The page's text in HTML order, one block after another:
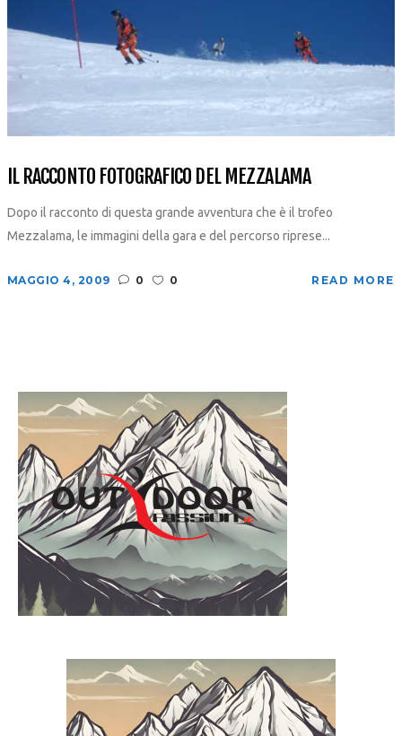
IL RACCONTO FOTOGRAFICO DEL MEZZALAMA
Dopo il racconto di questa grande avventura che è il trofeo
Mezzalama, le immagini della gara e del percorso riprese...
MAGGIO 4, 2009 0 0 READ MORE